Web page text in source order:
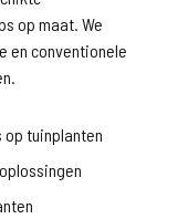
op maat. We
en conventionele
op tuinplanten